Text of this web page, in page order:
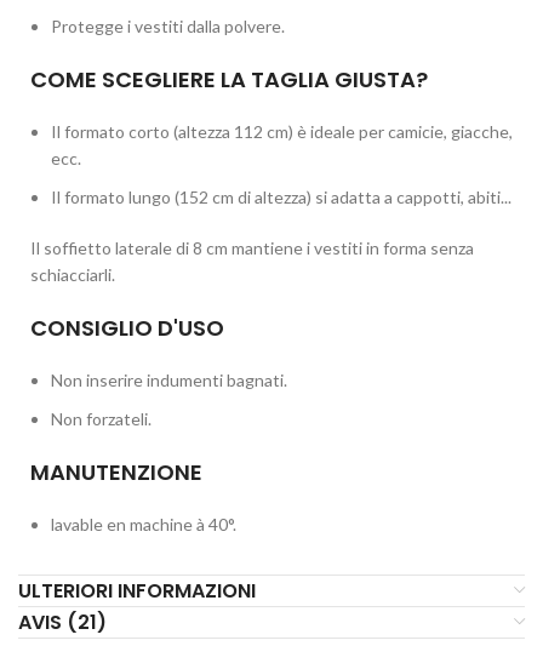
Protegge i vestiti dalla polvere.
COME SCEGLIERE LA TAGLIA GIUSTA?
Il formato corto (altezza 112 cm) è ideale per camicie, giacche,
ecc.
Il formato lungo (152 cm di altezza) si adatta a cappotti, abiti...
Il soffietto laterale di 8 cm mantiene i vestiti in forma senza
schiacciarli.
CONSIGLIO D'USO
Non inserire indumenti bagnati.
Non forzateli.
MANUTENZIONE
lavable en machine à 40°.
ULTERIORI INFORMAZIONI
AVIS (21)